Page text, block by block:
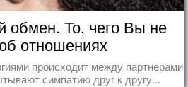
обмен. То, чего Вы не
отношениях
происходит между партнерами
симпатию друг к другу...